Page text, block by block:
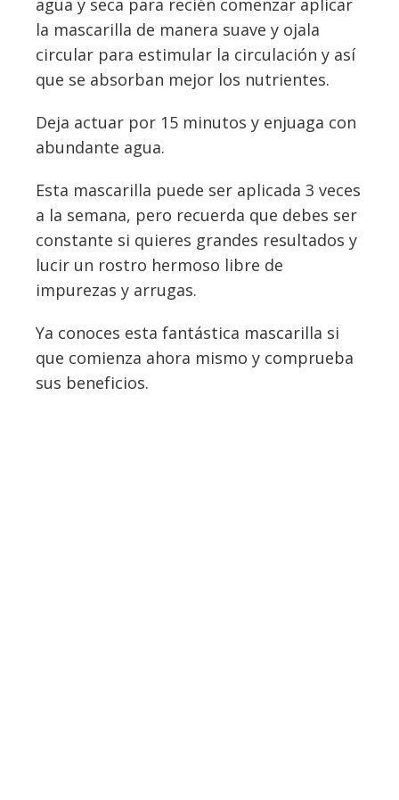
agua y seca para recién comenzar aplicar
la mascarilla de manera suave y ojala
circular para estimular la circulación y así
que se absorban mejor los nutrientes.
Deja actuar por 15 minutos y enjuaga con
abundante agua.
Esta mascarilla puede ser aplicada 3 veces
a la semana, pero recuerda que debes ser
constante si quieres grandes resultados y
lucir un rostro hermoso libre de
impurezas y arrugas.
Ya conoces esta fantástica mascarilla si
que comienza ahora mismo y comprueba
sus beneficios.